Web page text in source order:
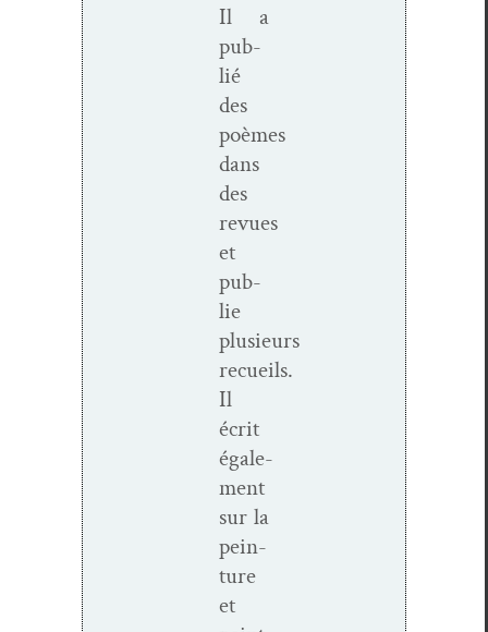
Il a
pub­
lié
des
poèmes
dans
des
revues
et
pub­
lie
plusieurs
recueils.
Il
écrit
égale­
ment
sur la
pein­
ture
et